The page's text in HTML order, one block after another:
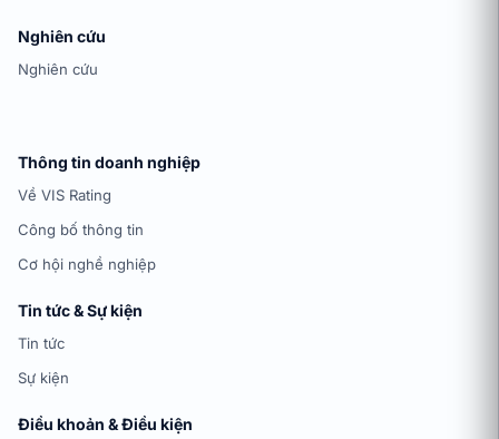
Nghiên cứu
Nghiên cứu
Thông tin doanh nghiệp
Về VIS Rating
Công bố thông tin
Cơ hội nghề nghiệp
Tin tức & Sự kiện
Tin tức
Sự kiện
Điều khoản & Điều kiện